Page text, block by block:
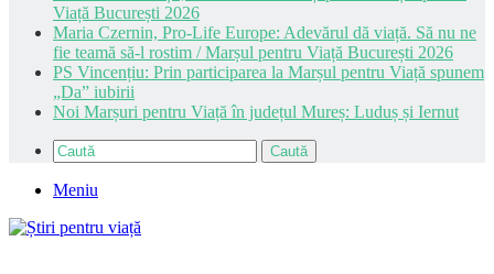
Viață București 2026
Maria Czernin, Pro-Life Europe: Adevărul dă viață. Să nu ne
fie teamă să-l rostim / Marșul pentru Viață București 2026
PS Vincențiu: Prin participarea la Marșul pentru Viață spunem
„Da” iubirii
Noi Marșuri pentru Viață în județul Mureș: Luduș și Iernut
Caută
Meniu